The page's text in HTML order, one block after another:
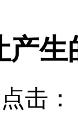
产
击：